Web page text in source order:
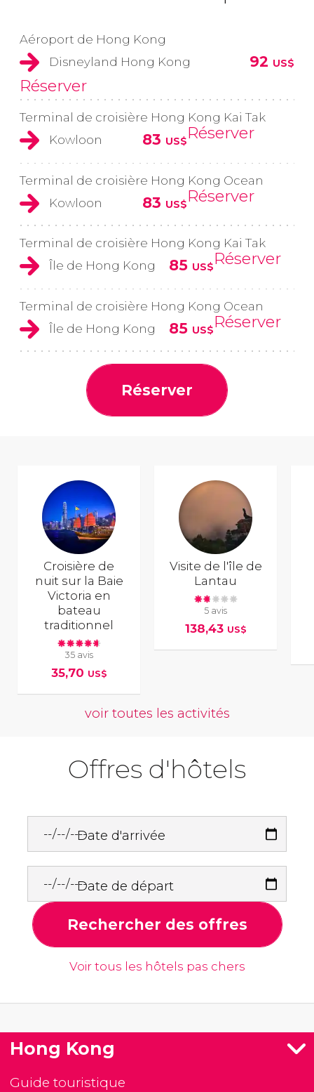
Aéroport de Hong Kong
Disneyland Hong Kong
92 US$
Réserver
Terminal de croisière Hong Kong Kai Tak
Kowloon
83 US$Réserver
Terminal de croisière Hong Kong Ocean
Kowloon
83 US$Réserver
Terminal de croisière Hong Kong Kai Tak
Île de Hong Kong
85 US$Réserver
Terminal de croisière Hong Kong Ocean
Île de Hong Kong
85 US$Réserver
Réserver
Croisière de
nuit sur la Baie
Victoria en
bateau
traditionnel
35 avis
35,70 US$
Visite de l'île de
Lantau
5 avis
138,43 US$
voir toutes les activités
Offres d'hôtels
Date d'arrivée
Date de départ
Rechercher des offres
Voir tous les hôtels pas chers
Hong Kong
Guide touristique